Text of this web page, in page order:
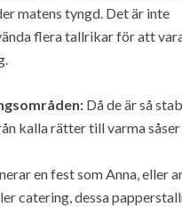
matens tyngd. Det är inte
flera tallrikar för att
Då de är så
kalla rätter till varma
en fest som Anna, eller
catering, dessa